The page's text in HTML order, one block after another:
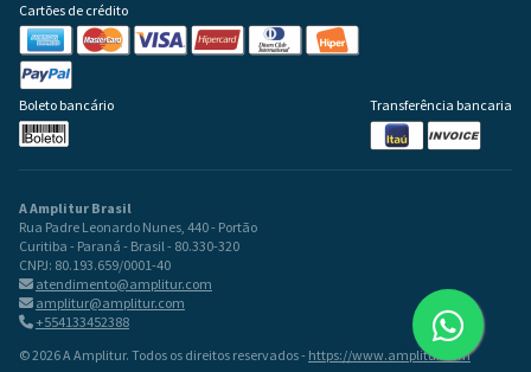
Cartões de crédito
Boleto bancário Transferência bancaria
A Amplitur Brasil
Rua Padre Leonardo Nunes, 440 - Portão
Curitiba - Paraná - Brasil - 80.330-320
CNPJ: 80.193.659/0001-40
atendimento@amplitur.com
amplitur@amplitur.com
+554133452388
© 2026 A Amplitur. Todos os direitos reservados - https://www.amplitur.com